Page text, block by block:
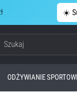
☀️
ODŻYWIANIE